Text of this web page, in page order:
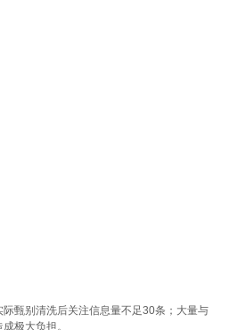
甄别清洗后关注信息量不足30条；大量与
极大负担。